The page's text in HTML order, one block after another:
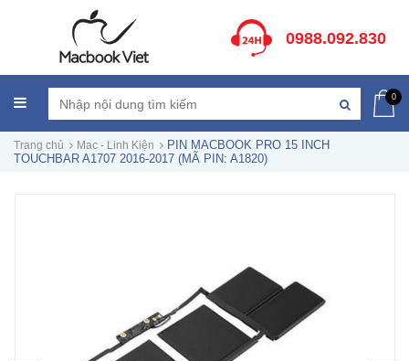
0988.092.830
0
Trang chủ Mac - Linh Kiện
PIN MACBOOK PRO 15 INCH
TOUCHBAR A1707 2016-2017 (MÃ PIN: A1820)